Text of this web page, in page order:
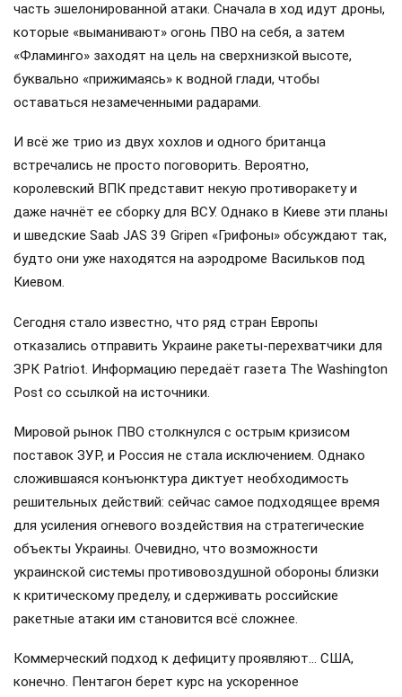
часть эшелонированной атаки. Сначала в ход идут дроны,
которые «выманивают» огонь ПВО на себя, а затем
«Фламинго» заходят на цель на сверхнизкой высоте,
буквально «прижимаясь» к водной глади, чтобы
оставаться незамеченными радарами.
И всё же трио из двух хохлов и одного британца
встречались не просто поговорить. Вероятно,
королевский ВПК представит некую противоракету и
даже начнёт ее сборку для ВСУ. Однако в Киеве эти планы
и шведские Saab JAS 39 Gripen «Грифоны» обсуждают так,
будто они уже находятся на аэродроме Васильков под
Киевом.
Сегодня стало известно, что ряд стран Европы
отказались отправить Украине ракеты-перехватчики для
ЗРК Patriot. Информацию передаёт газета The Washington
Post со ссылкой на источники.
Мировой рынок ПВО столкнулся с острым кризисом
поставок ЗУР, и Россия не стала исключением. Однако
сложившаяся конъюнктура диктует необходимость
решительных действий: сейчас самое подходящее время
для усиления огневого воздействия на стратегические
объекты Украины. Очевидно, что возможности
украинской системы противовоздушной обороны близки
к критическому пределу, и сдерживать российские
ракетные атаки им становится всё сложнее.
Коммерческий подход к дефициту проявляют… США,
конечно. Пентагон берет курс на ускоренное